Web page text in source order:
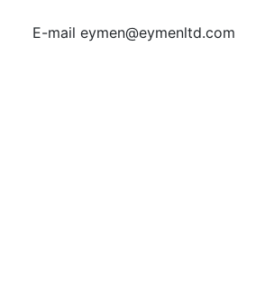
E-mail eymen@eymenltd.com